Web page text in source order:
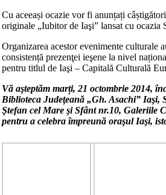
Cu aceeași ocazie vor fi anunțați
originale „Iubitor de Iaşi” lansat cu ocazia
Organizarea acestor evenimente culturale
consistență prezenţei ieşene la nivel
pentru titlul de Iaşi – Capitală Culturală
Vă aşteptăm marți, 21 octombrie 2014,
Biblioteca Judeţeană „Gh. Asachi” Iaşi,
Ştefan cel Mare şi Sfânt nr.10, Galeriile
pentru a celebra împreună oraşul Iaşi,